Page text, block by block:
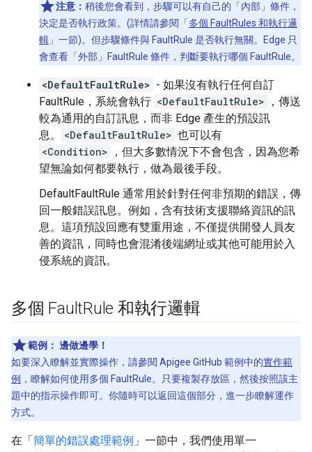
注意： 稍後您會看到，步驟可以有自己的「內部」條件，
決定是否執行政策。(詳情請參閱「 多個 FaultRules 和執行邏
輯 」一節)。但步驟條件與 FaultRule 是否執行無關。Edge 只
會查看「外部」FaultRule 條件，判斷要執行哪個 FaultRule。
<DefaultFaultRule> - 如果沒有執行任何自訂
FaultRule，系統會執行 <DefaultFaultRule>
，傳送
較為通用的自訂訊息，而非 Edge 產生的預設訊
息。
<DefaultFaultRule> 也可以有
<Condition>
，但大多數情況下不會包含，因為您希
望無論如何都要執行，做為最後手段。
DefaultFaultRule 通常用於針對任何非預期的錯誤，傳
回一般錯誤訊息。例如，含有技術支援聯絡資訊的訊
息。這項預設回應有雙重用途，不僅提供開發人員友
善的資訊，同時也會混淆後端網址或其他可能用於入
侵系統的資訊。
多個 FaultRule 和執行邏輯
範例： 邊做邊學！
如要深入瞭解並實際操作，請參閱 Apigee GitHub 範例中的實作範
例 ，瞭解如何使用多個 FaultRule。只要複製存放區，然後按照該主
題中的指示操作即可。你隨時可以返回這個部分，進一步瞭解運作
方式。
在「簡單的錯誤處理範例 」一節中，我們使用單一